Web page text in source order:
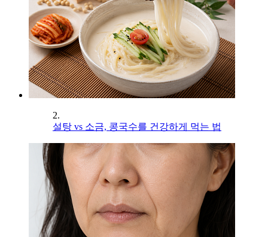
2.
설탕 vs 소금, 콩국수를 건강하게 먹는 법